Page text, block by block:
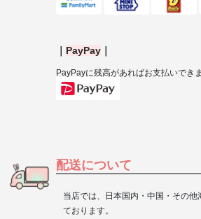
PayPay
PayPayに残高があればお支払いできま
配送について
当店では、日本国内・中国・その他
ております。